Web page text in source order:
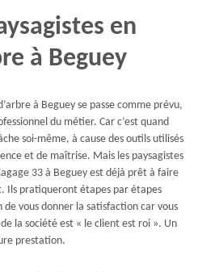
en
à Beguey
à Beguey se passe comme prévu,
du métier. Car c’est quand
soi-même, à cause des outils utilisés
et de maîtrise. Mais les paysagistes
33 à Beguey est déjà prêt à faire
Ils pratiqueront étapes par étapes
de vous donner la satisfaction car vous
la société est « le client est roi ». Un
prestation.